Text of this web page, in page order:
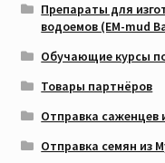
Препараты для
водоемов (EM-mud
Обучающие курсы
Товары партнёров
Отправка саженцев
Отправка семян из